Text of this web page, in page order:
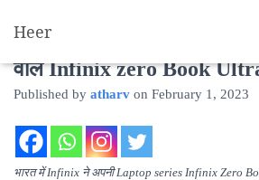
Heer
12th Gen इंटेल Core i9
वाले Infinix zero Book
Published by atharv on February 1, 2023
भारत में Infinix ने अपनी Laptop series Infinix Zero